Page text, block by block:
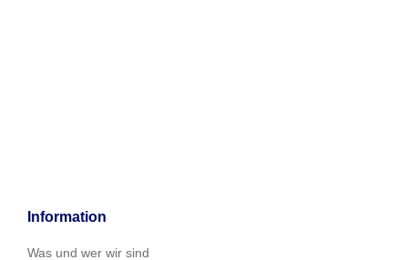
Information
Was und wer wir sind